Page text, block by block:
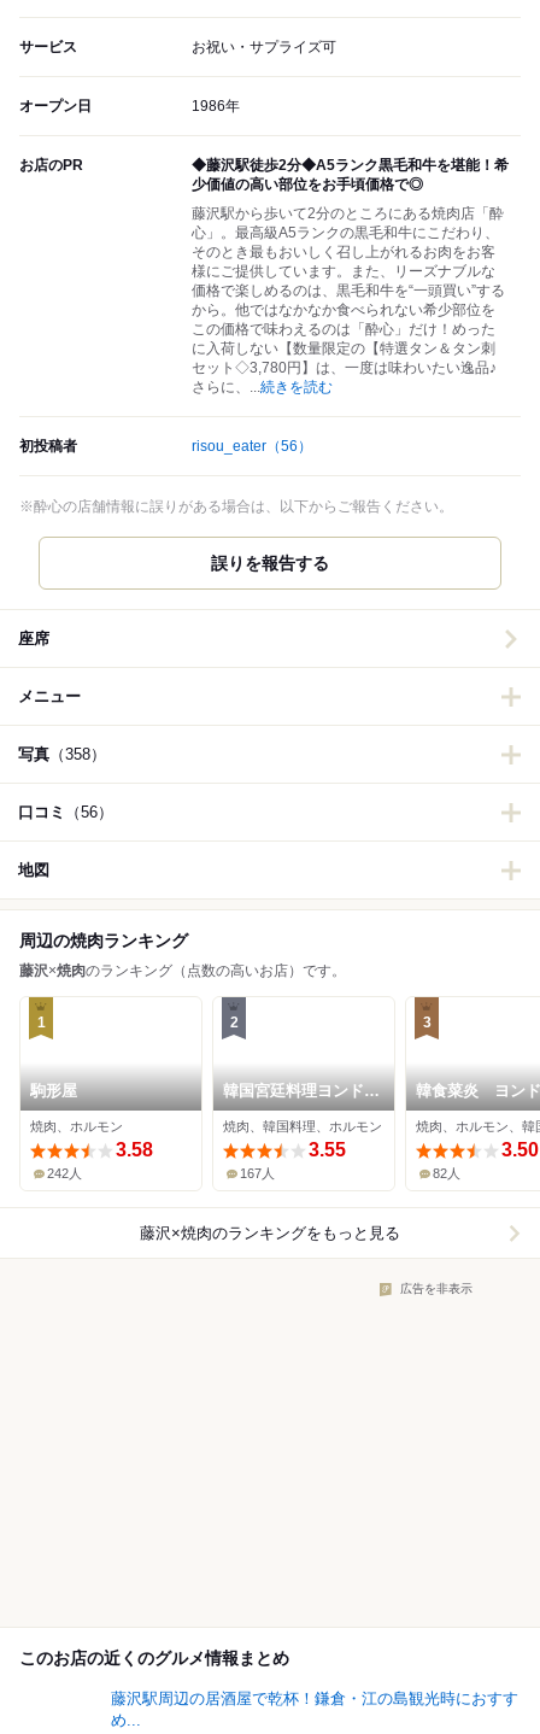
サービス お祝い・サプライズ可
オープン日 1986年
お店のPR
◆藤沢駅徒歩2分◆A5ランク黒毛和牛を堪能！希
少価値の高い部位をお手頃価格で◎
藤沢駅から歩いて2分のところにある焼肉店「酔
心」。最高級A5ランクの黒毛和牛にこだわり、
そのとき最もおいしく召し上がれるお肉をお客
様にご提供しています。また、リーズナブルな
価格で楽しめるのは、黒毛和牛を“一頭買い”する
から。他ではなかなか食べられない希少部位を
この価格で味わえるのは「酔心」だけ！めった
に入荷しない【数量限定の【特選タン＆タン刺
セット◇3,780円】は、一度は味わいたい逸品♪
さらに、 ...続きを読む
初投稿者 risou_eater （56）
※酔心の店舗情報に誤りがある場合は、以下からご報告ください。
誤りを報告する
座席
メニュー
写真 （358）
口コミ （56）
地図
周辺の焼肉ランキング
藤沢×焼肉のランキング（点数の高いお店）です。
1
駒形屋
焼肉、ホルモン
3.58
242人
2
韓国宮廷料理ヨンドン
本店
焼肉、韓国料理、ホルモン
3.55
167人
3
韓食菜炎 ヨン
焼肉、ホルモン、韓
3.50
82人
藤沢×焼肉のランキングをもっと見る
広告を非表示
このお店の近くのグルメ情報まとめ
藤沢駅周辺の居酒屋で乾杯！鎌倉・江の島観光時におすす
め...